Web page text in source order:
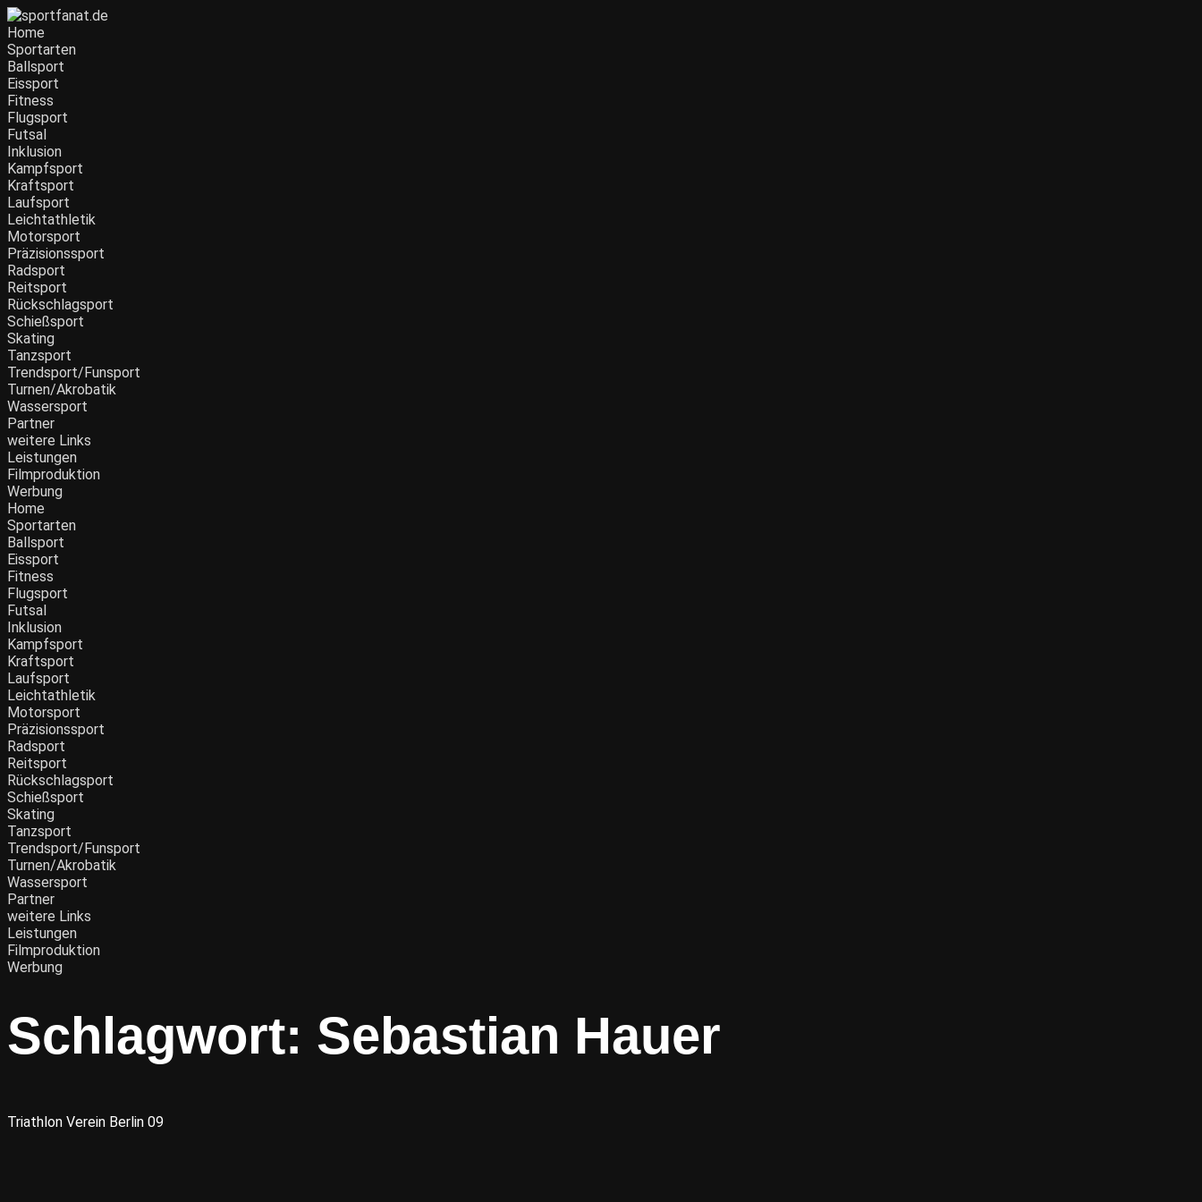
Home
Sportarten
Ballsport
Eissport
Fitness
Flugsport
Futsal
Inklusion
Kampfsport
Kraftsport
Laufsport
Leichtathletik
Motorsport
Präzisionssport
Radsport
Reitsport
Rückschlagsport
Schießsport
Skating
Tanzsport
Trendsport/Funsport
Turnen/Akrobatik
Wassersport
Partner
weitere Links
Leistungen
Filmproduktion
Werbung
Home
Sportarten
Ballsport
Eissport
Fitness
Flugsport
Futsal
Inklusion
Kampfsport
Kraftsport
Laufsport
Leichtathletik
Motorsport
Präzisionssport
Radsport
Reitsport
Rückschlagsport
Schießsport
Skating
Tanzsport
Trendsport/Funsport
Turnen/Akrobatik
Wassersport
Partner
weitere Links
Leistungen
Filmproduktion
Werbung
Schlagwort: Sebastian Hauer
Triathlon Verein Berlin 09